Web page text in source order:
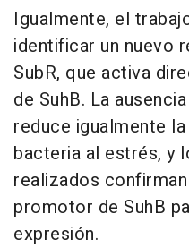
Igualmente, el
identificar un nuevo
SubR, que activa
de SuhB. La
reduce igualmente
bacteria al estrés, y
realizados
promotor de SuhB
expresión.